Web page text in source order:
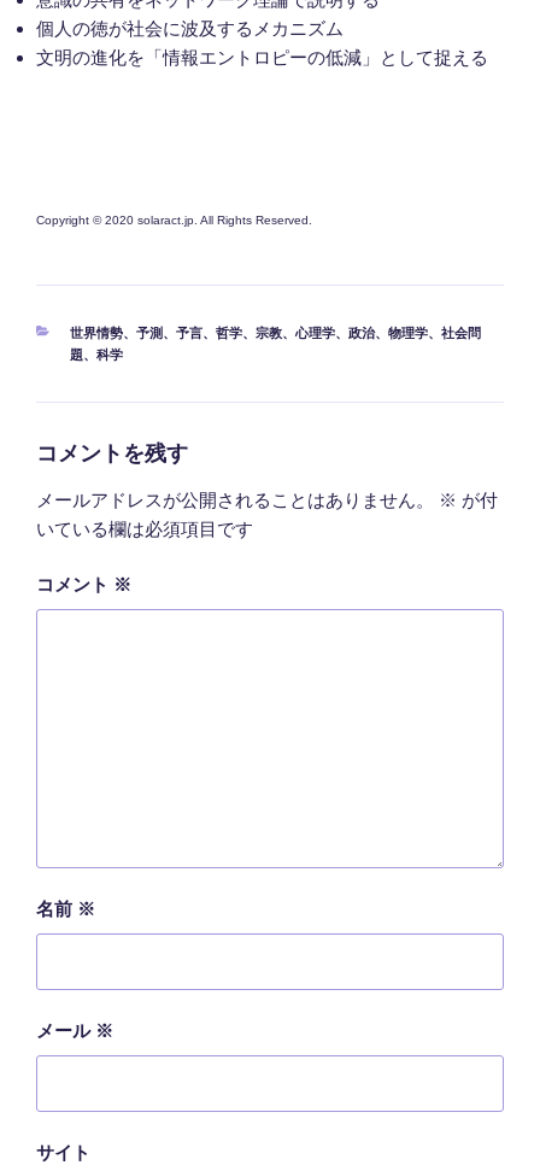
個人の徳が社会に波及するメカニズム
文明の進化を「情報エントロピーの低減」として捉える
Copyright © 2020 solaract.jp. All Rights Reserved.
カ
テ
世界情勢、 予測 、 予言、 哲学、 宗教、 心理学、 政治、 物理学、 社会問
題、 科学
コメントを残す
メールアドレスが公開されることはありません。 ※ が付
いている欄は必須項目です
コメント ※
名前 ※
メール ※
サイト